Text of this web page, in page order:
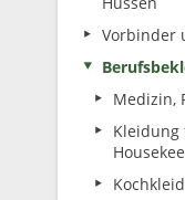
Vorbinder
Medizin,
Kleidung